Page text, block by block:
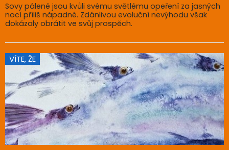
Sovy pálené jsou kvůli svému světlému opeření za jasných
nocí příliš nápadné. Zdánlivou evoluční nevýhodu však
dokázaly obrátit ve svůj prospěch.
VÍTE, ŽE